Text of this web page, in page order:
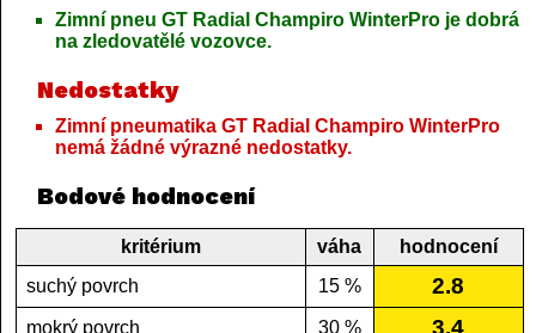
Zimní pneu GT Radial Champiro WinterPro je dobrá
na zledovatělé vozovce.
Nedostatky
Zimní pneumatika GT Radial Champiro WinterPro
nemá žádné výrazné nedostatky.
Bodové hodnocení
kritérium váha
hodnocení
suchý povrch
15 % 2.8
mokrý povrch 30 % 3.4